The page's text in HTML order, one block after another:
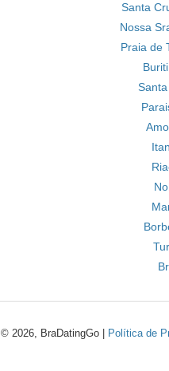
Santa
Nossa
Praia de
© 2026, BraDatingGo | Política de